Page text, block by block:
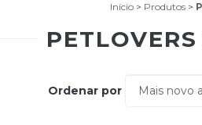
Início > Produtos >
Ordenar por